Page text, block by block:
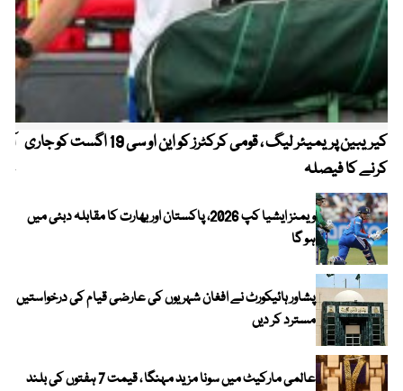
کیریبین پریمیئر لیگ ، قومی کرکٹرز کو این او سی 19 اگست کو جاری
کرنے کا فیصلہ
ویمنز ایشیا کپ 2026، پاکستان اور بھارت کا مقابلہ دبئی میں
ہو گا
پشاور ہائیکورٹ نے افغان شہریوں کی عارضی قیام کی درخواستیں
مسترد کر دیں
عالمی مارکیٹ میں سونا مزید مہنگا ، قیمت 7 ہفتوں کی بلند